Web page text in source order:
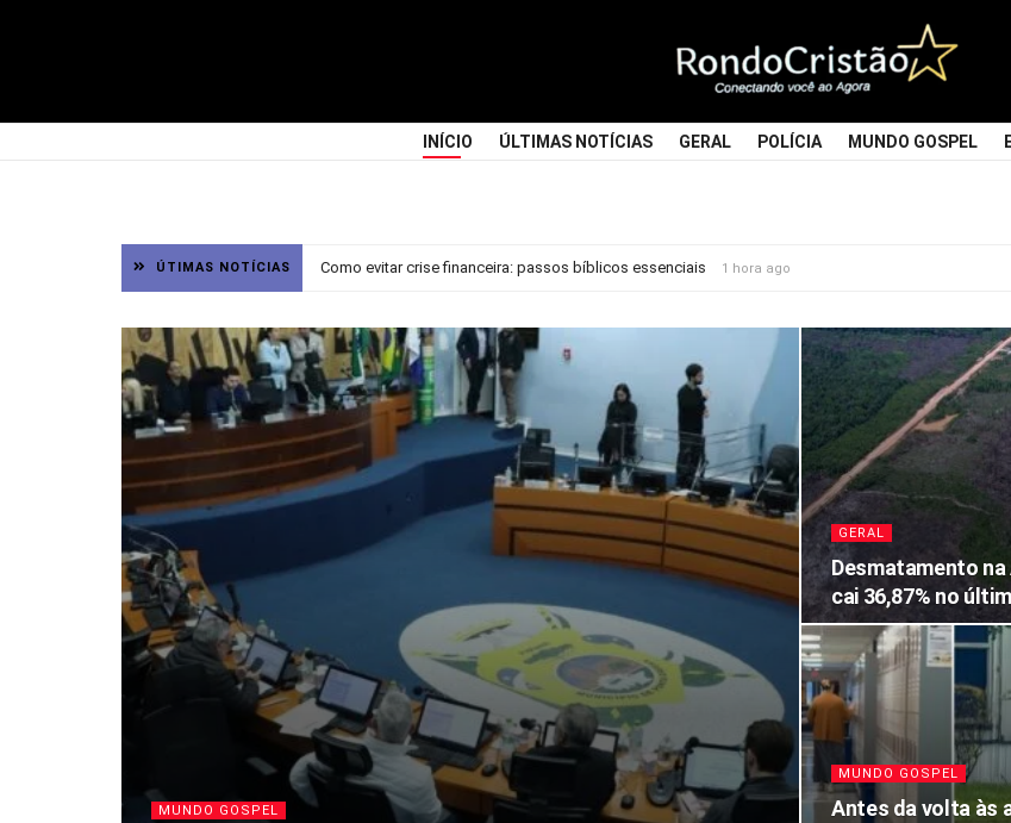
Rondocristao
INÍCIO ÚLTIMAS NOTÍCIAS GERAL POLÍCIA MUNDO GOSPEL
ÚTIMAS NOTÍCIAS Como evitar crise financeira: passos bíblicos essenciais 1 hora ago
MUNDO GOSPEL
GERAL
Desmatamento na
cai 36,87% no
MUNDO GOSPEL
Antes da volta às